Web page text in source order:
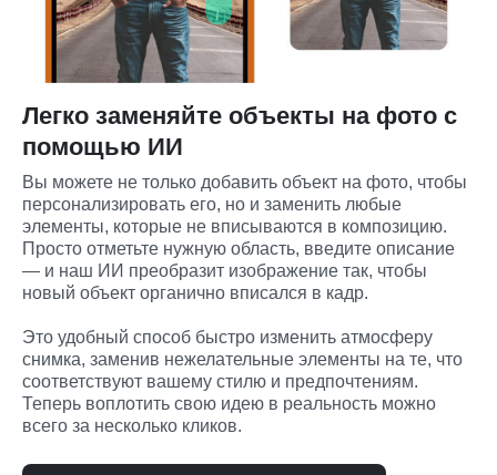
Легко заменяйте объекты на фото с
помощью ИИ
Вы можете не только добавить объект на фото, чтобы
персонализировать его, но и заменить любые
элементы, которые не вписываются в композицию.
Просто отметьте нужную область, введите описание
— и наш ИИ преобразит изображение так, чтобы
новый объект органично вписался в кадр.
Это удобный способ быстро изменить атмосферу
снимка, заменив нежелательные элементы на те, что
соответствуют вашему стилю и предпочтениям.
Теперь воплотить свою идею в реальность можно
всего за несколько кликов.